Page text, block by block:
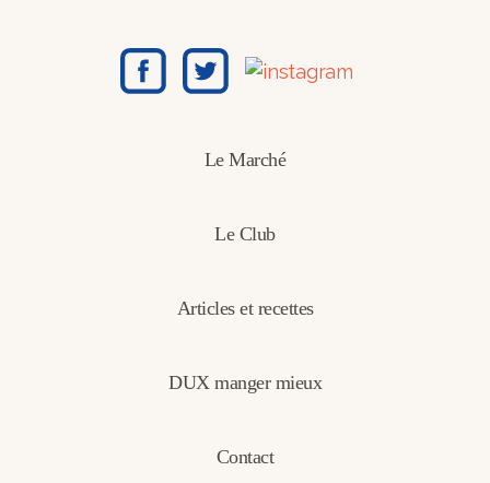
Le Marché
Le Club
Articles et recettes
DUX manger mieux
Contact